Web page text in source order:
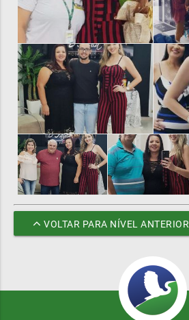
VOLTAR PARA NÍVEL ANTERIOR